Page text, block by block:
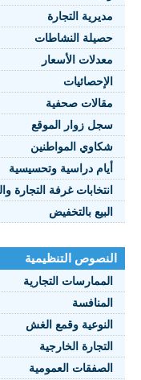
النصوص 2021
FRANÇAIS
مديرية التجارة
حصيلة النشاطات
معدلات الأسعار
الإحصائيات
مقالات صحفية
سجل زوار الموقع
شكاوي المواطنين
أيام دراسية وتحسيسية
انتخابات غرفة التجارة
البيع بالتخفيض
النصوص التنظيمية
الممارسات التجارية
المنافسة
النوعية وقمع الغش
التجارة الخارجية
الصفقات العمومية